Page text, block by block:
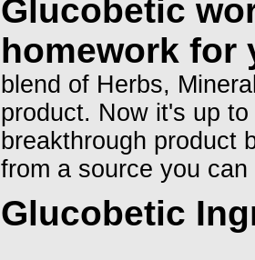
Glucobetic
homework for
blend of Herbs,
product. Now it's up
breakthrough product
from a source you can
Glucobetic